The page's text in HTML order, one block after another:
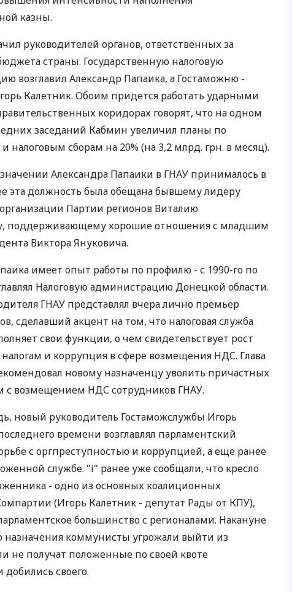
БАНКОВСКИМ КАРТАМ
казны.
руководителей органов, ответственных за
страны. Государственную налоговую
возглавил Александр Папаика, а Гостаможню -
Калетник. Обоим придется работать ударными
коридорах говорят, что на одном
заседаний Кабмин увеличил планы по
налоговым сборам на 20% (на 3,2 млрд. грн. в месяц).
Александра Папаики в ГНАУ принималось в
эта должность была обещана бывшему лидеру
Партии регионов Виталию
поддерживающему хорошие отношения с младшим
Виктора Януковича.
имеет опыт работы по профилю - с 1990-го по
Налоговую администрацию Донецкой области.
ГНАУ представлял вчера лично премьер
сделавший акцент на том, что налоговая служба
свои функции, о чем свидетельствует рост
и коррупция в сфере возмещения НДС. Глава
новому назначенцу уволить причастных
с возмещением НДС сотрудников ГНАУ.
новый руководитель Гостаможслужбы Игорь
времени возглавлял парламентский
с оргпреступностью и коррупцией, а еще ранее
службе. "і" ранее уже сообщали, что кресло
- одно из основных коалиционных
(Игорь Калетник - депутат Рады от КПУ),
большинство с регионалами. Накануне
назначения коммунисты угрожали выйти из
не получат положенные по своей квоте
своего.